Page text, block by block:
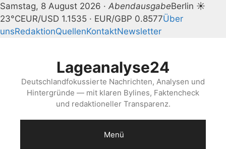
Samstag, 8 August 2026 · AbendausgabeBerlin ☀
23°CEUR/USD 1.1535 · EUR/GBP 0.8577Über
unsRedaktionQuellenKontaktNewsletter
Lageanalyse24
Deutschlandfokussierte Nachrichten, Analysen und
Hintergründe — mit klaren Bylines, Faktencheck
und redaktioneller Transparenz.
Menü